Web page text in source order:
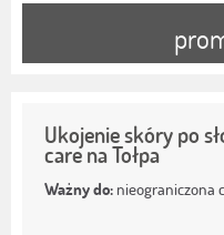
Ukojenie skóry po
care na Tołpa
Ważny do: nieograniczona